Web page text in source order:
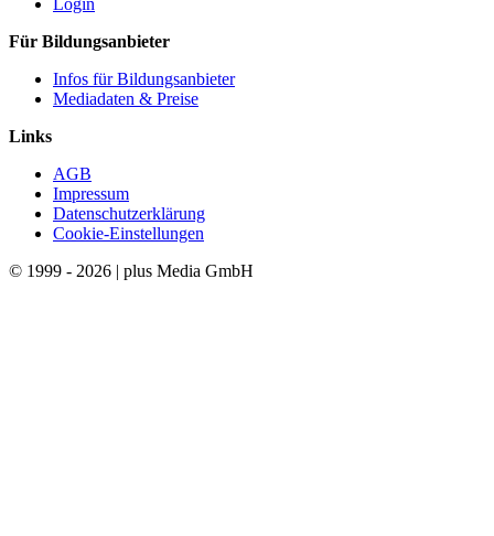
Login
Für Bildungsanbieter
Infos für Bildungsanbieter
Mediadaten & Preise
Links
AGB
Impressum
Datenschutzerklärung
Cookie-Einstellungen
© 1999 - 2026 | plus Media GmbH